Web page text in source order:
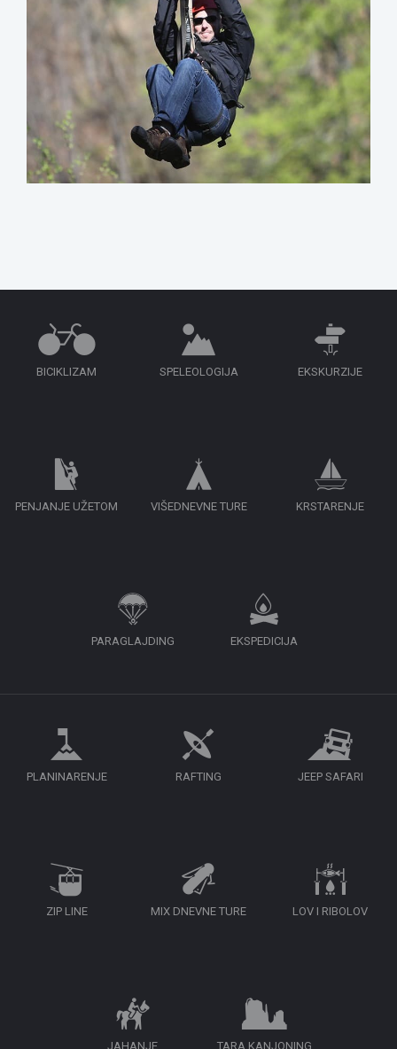
BICIKLIZAM SPELEOLOGIJA EKSKURZIJE
PENJANJE UŽETOM VIŠEDNEVNE TURE KRSTARENJE
PARAGLAJDING EKSPEDICIJA
PLANINARENJE RAFTING JEEP SAFARI
ZIP LINE MIX DNEVNE TURE LOV I RIBOLOV
JAHANJE TARA KANJONING